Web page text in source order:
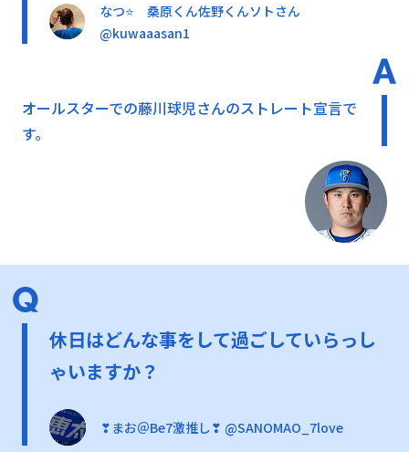
なつ⭐ 桑原くん佐野くんソトさん
@kuwaaasan1
オールスターでの藤川球児さんのストレート宣言で
す。
休日はどんな事をして過ごしていらっし
ゃいますか？
❣まお＠Be7激推し❣ @SANOMAO_7love